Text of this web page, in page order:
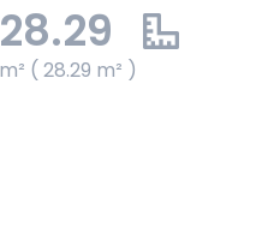
28.29
m² ( 28.29 m² )